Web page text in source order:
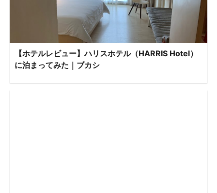
【ホテルレビュー】ハリスホテル（HARRIS Hotel）
に泊まってみた｜ブカシ